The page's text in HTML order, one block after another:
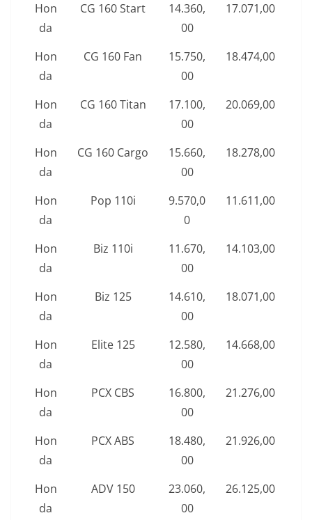
Hon
da
CG 160 Start
14.360,
00
17.071,00
Hon
da
CG 160 Fan
15.750,
00
18.474,00
Hon
da
CG 160 Titan
17.100,
00
20.069,00
Hon
da
CG 160 Cargo
15.660,
00
18.278,00
Hon
da
Pop 110i
9.570,0
0
11.611,00
Hon
da
Biz 110i
11.670,
00
14.103,00
Hon
da
Biz 125
14.610,
00
18.071,00
Hon
da
Elite 125
12.580,
00
14.668,00
Hon
da
PCX CBS
16.800,
00
21.276,00
Hon
da
PCX ABS
18.480,
00
21.926,00
Hon
da
ADV 150
23.060,
00
26.125,00